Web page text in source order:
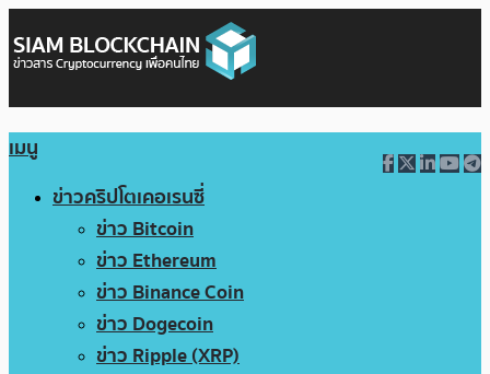
เมนู
ข่าวคริปโตเคอเรนซี่
ข่าว Bitcoin
ข่าว Ethereum
ข่าว Binance Coin
ข่าว Dogecoin
ข่าว Ripple (XRP)